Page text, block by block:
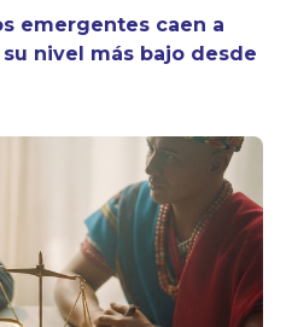
emergentes caen a
su nivel más bajo desde